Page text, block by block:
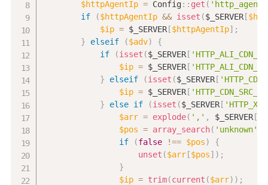
$httpAgentIp = Config:: get (
if
($httpAgentIp && isset ($_SERVER [
$ip = $_SERVER [$httpAgentIp] ;
}
elseif ($adv)
{
if
(isset ($_SERVER [
$ip = $_SERVER [
}
elseif (isset ($_SERVER [
$ip = $_SERVER [
}
else if (isset ($_SERVER [
$arr = explode( ',' , $_SERVER [
$pos = array_search( 'unknown'
if
(false !== $pos)
{
unset ($arr [$pos] ) ;
}
$ip = trim(current ($arr) ) ;